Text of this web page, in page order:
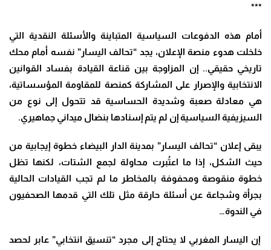
***
أمام هذه الدفوعات السياسية المتباينة والأسئلة النقدية التي
خلخلت هدوء منصة الإعلان، يجد “تحالف اليسار” نفسه أمام محك
تاريخي حقيقي.. إن المزاوجة بين قناعة القيادة بفساد القوانين
الانتخابية والإصرار على المشاركة كمنصة للمقاومة المؤسساتية،
هي معادلة صعبة وشديدة الحساسية قد تتحول إلى نوع من
السيزيفية السياسية إن لم يتم إسنادها بنضال ميداني جماهيري.
يبقى إعلان “تحالف اليسار” بمدينة الدار البيضاء خطوة إيجابية من
حيث الشكل، إذا ما اعتُبرت محاولة لجمع الشتات، لكنها تظل
خطوة منقوصة ومحفوفة بالمخاطر ما لم تجب القيادات الحالية
بجرأة وشجاعة عن أسئلة حارقة مثل تلك التي قدمها الصحفيون
في الندوة…
إن اليسار المغربي لا يحتاج إلى مجرد “تنسيق انتخابي” عابر لحصد